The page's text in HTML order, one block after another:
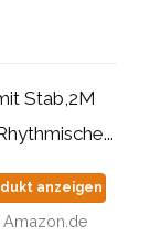
Stab,2M
anzeigen
Amazon.de